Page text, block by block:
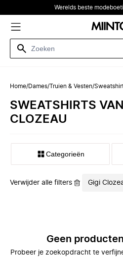
Werelds beste
Home/Dames/Truien & Vesten/
SWEATSHIRTS VAN
CLOZEAU
Categorieën
Verwijder alle filters Gigi
Geen
Probeer je zoekopdracht te